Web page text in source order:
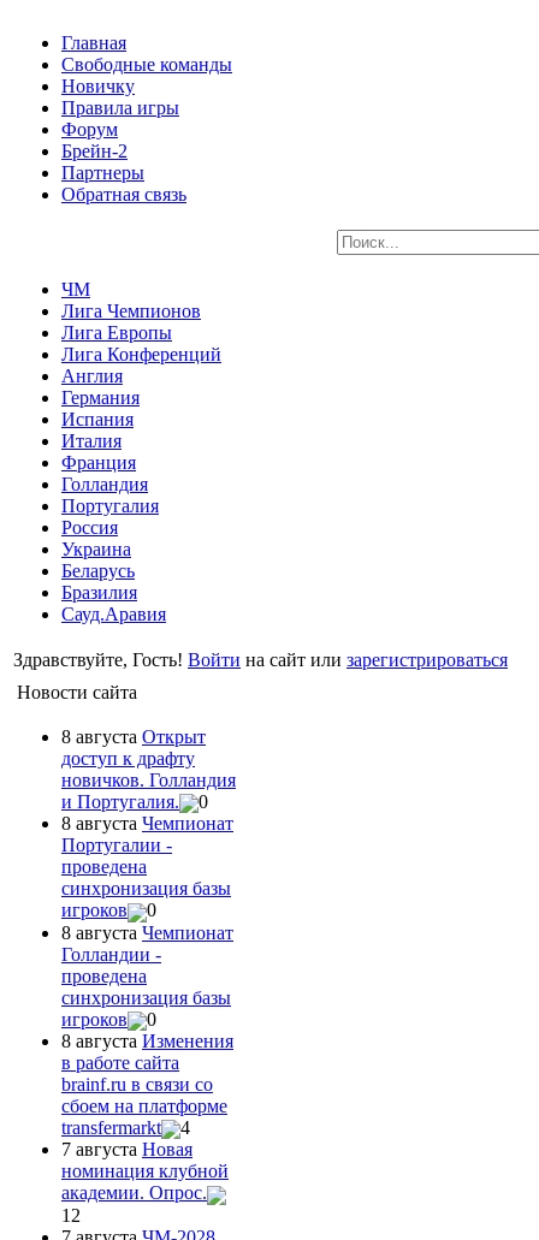
Главная
Свободные команды
Новичку
Правила игры
Форум
Брейн-2
Партнеры
Обратная связь
ЧМ
Лига Чемпионов
Лига Европы
Лига Конференций
Англия
Германия
Испания
Италия
Франция
Голландия
Португалия
Россия
Украина
Беларусь
Бразилия
Сауд.Аравия
Здравствуйте, Гость! Войти на сайт или зарегистрироваться
Новости сайта
8 августа Открыт
доступ к драфту
новичков. Голландия
и Португалия.
0
8 августа Чемпионат
Португалии -
проведена
синхронизация базы
игроков
0
8 августа Чемпионат
Голландии -
проведена
синхронизация базы
игроков
0
8 августа Изменения
в работе сайта
brainf.ru в связи со
сбоем на платформе
transfermarkt
4
7 августа Новая
номинация клубной
академии. Опрос.
12